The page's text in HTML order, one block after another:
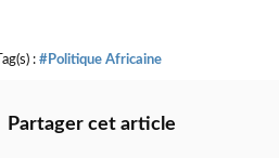
Tag(s) : #Politique Africaine
Partager cet article